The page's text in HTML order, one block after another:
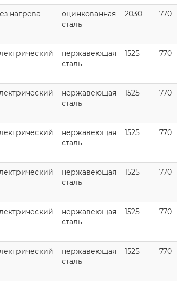
нагрева
оцинкованная
сталь
2030 770
нержавеющая
сталь
1525 770
нержавеющая
сталь
1525 770
нержавеющая
сталь
1525 770
нержавеющая
сталь
1525 770
нержавеющая
сталь
1525 770
нержавеющая
сталь
1525 770